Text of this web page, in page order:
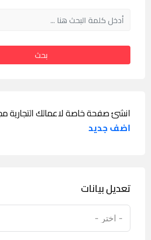
بحث
انشئ صفحة خاصة لاعمالك التجارية
اضف جديد
تعديل بيانات